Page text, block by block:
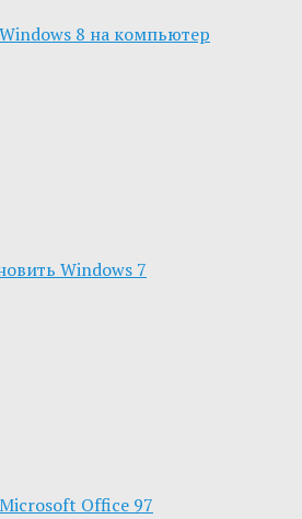
8 на компьютер
Windows 7
Office 97